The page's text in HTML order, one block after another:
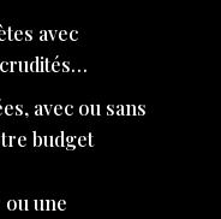
avec
avec ou sans
budget
une